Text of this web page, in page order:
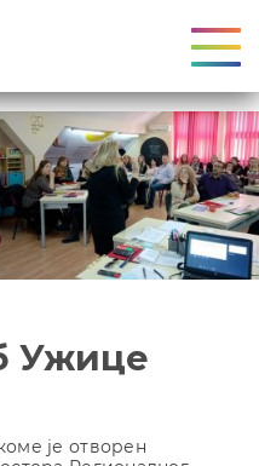
Ужице
је отворен